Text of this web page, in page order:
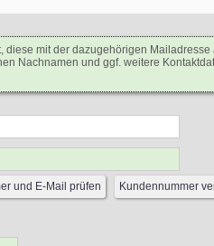
diese mit der dazugehörigen Mailadresse
Nachnamen und ggf. weitere